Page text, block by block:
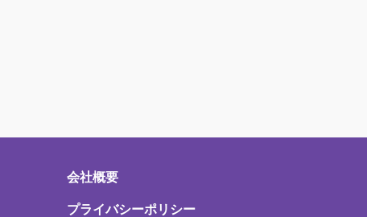
会社概要
プライバシーポリシー